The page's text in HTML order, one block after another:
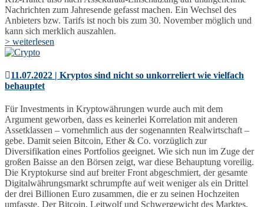
Nachrichten zum Jahresende gefasst machen. Ein Wechsel des
Anbieters bzw. Tarifs ist noch bis zum 30. November möglich und
kann sich merklich auszahlen.
> weiterlesen
11.07.2022 | Kryptos sind nicht so unkorreliert wie vielfach
behauptet
Für Investments in Kryptowährungen wurde auch mit dem
Argument geworben, dass es keinerlei Korrelation mit anderen
Assetklassen – vornehmlich aus der sogenannten Realwirtschaft –
gebe. Damit seien Bitcoin, Ether & Co. vorzüglich zur
Diversifikation eines Portfolios geeignet. Wie sich nun im Zuge der
großen Baisse an den Börsen zeigt, war diese Behauptung voreilig.
Die Kryptokurse sind auf breiter Front abgeschmiert, der gesamte
Digitalwährungsmarkt schrumpfte auf weit weniger als ein Drittel
der drei Billionen Euro zusammen, die er zu seinen Hochzeiten
umfasste. Der Bitcoin, Leitwolf und Schwergewicht des Marktes,